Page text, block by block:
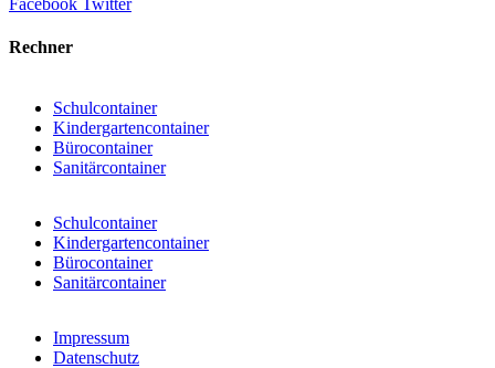
Rechner
Schulcontainer
Kindergartencontainer
Bürocontainer
Sanitärcontainer
Schulcontainer
Kindergartencontainer
Bürocontainer
Sanitärcontainer
Impressum
Datenschutz